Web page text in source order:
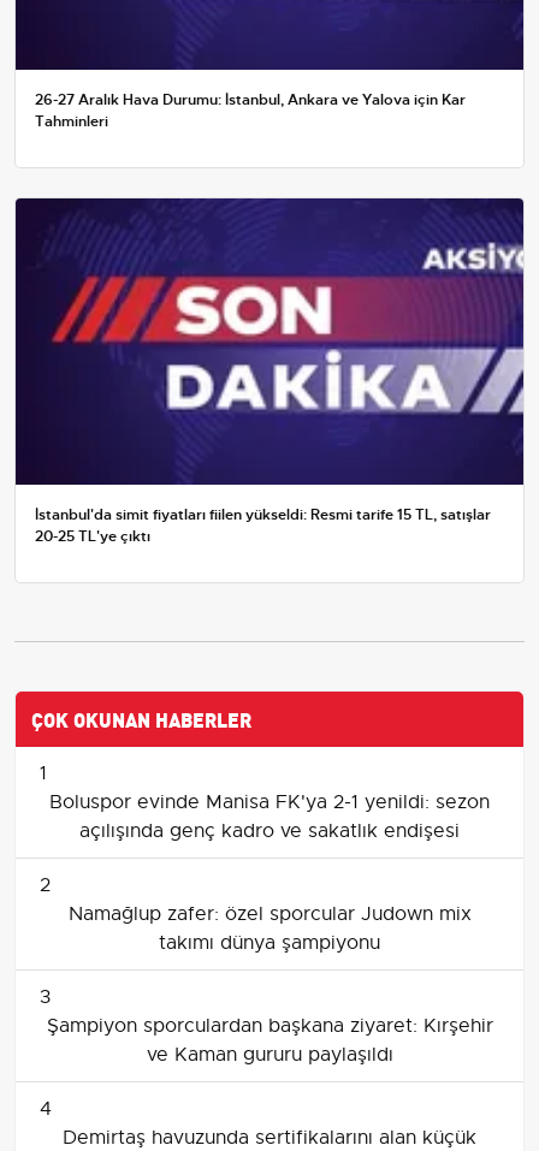
26-27 Aralık Hava Durumu: İstanbul, Ankara ve Yalova için Kar
Tahminleri
İstanbul'da simit fiyatları fiilen yükseldi: Resmi tarife 15 TL, satışlar
20-25 TL'ye çıktı
ÇOK OKUNAN HABERLER
1
Boluspor evinde Manisa FK'ya 2-1 yenildi: sezon
açılışında genç kadro ve sakatlık endişesi
2
Namağlup zafer: özel sporcular Judown mix
takımı dünya şampiyonu
3
Şampiyon sporculardan başkana ziyaret: Kırşehir
ve Kaman gururu paylaşıldı
4
Demirtaş havuzunda sertifikalarını alan küçük